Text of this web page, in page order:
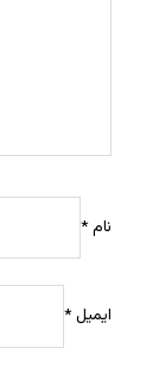
نام*
ایمیل*